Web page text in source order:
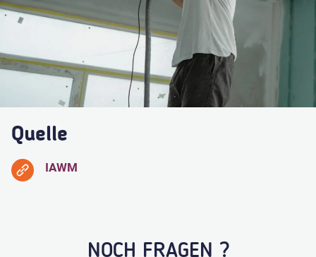
Quelle
IAWM
NOCH FRAGEN ?